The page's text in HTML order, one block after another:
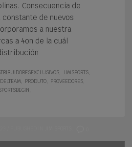
Consecuencia de
de nuevos
a nuestra
a 4on de la cuál
JIMSPORTS
PRODUTO
PROVEEDORES